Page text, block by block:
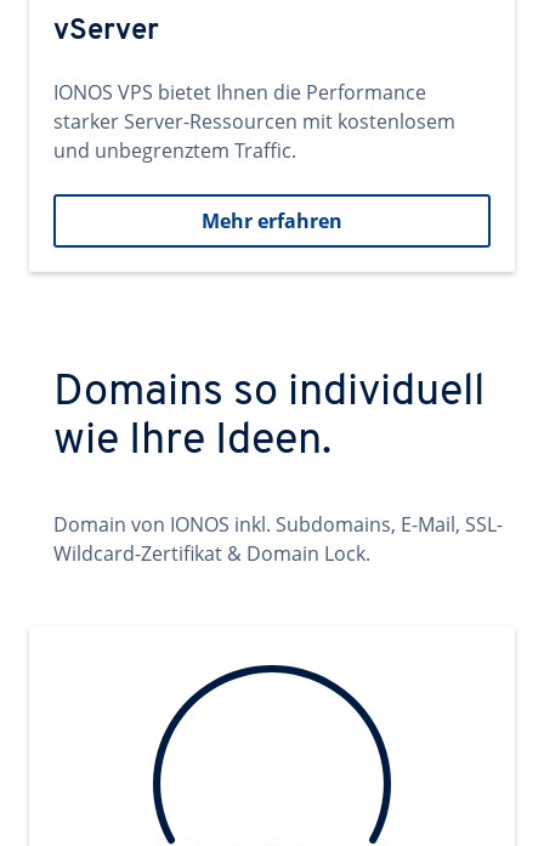
vServer
IONOS VPS bietet Ihnen die Performance
starker Server-Ressourcen mit kostenlosem
und unbegrenztem Traffic.
Mehr erfahren
Domains so individuell
wie Ihre Ideen.
Domain von IONOS inkl. Subdomains, E-Mail, SSL-
Wildcard-Zertifikat & Domain Lock.